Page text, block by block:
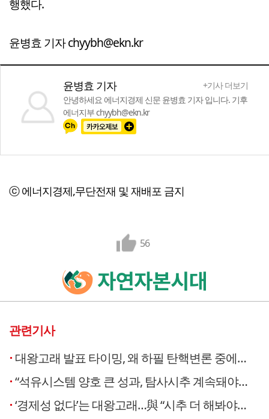
행했다.
윤병효 기자 chyybh@ekn.kr
윤병효 기자
+기사 더보기
안녕하세요 에너지경제 신문 윤병효 기자 입니다. 기후
에너지부 chyybh@ekn.kr
ⓒ 에너지경제,무단전재 및 재배포 금지
56
관련기사
대왕고래 발표 타이밍, 왜 하필 탄핵변론 중에…“그럴 수밖에 없었을 것”
“석유시스템 양호 큰 성과, 탐사시추 계속돼야…제발 정치는 손 떼라”
‘경제성 없다’는 대왕고래…與 “시추 더 해봐야” vs 野 “대사기극”